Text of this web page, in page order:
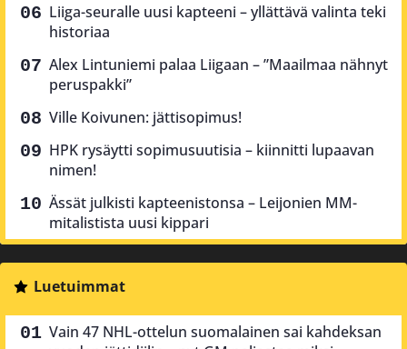
Liiga-seuralle uusi kapteeni – yllättävä valinta teki
historiaa
Alex Lintuniemi palaa Liigaan – ”Maailmaa nähnyt
peruspakki”
Ville Koivunen: jättisopimus!
HPK rysäytti sopimusuutisia – kiinnitti lupaavan
nimen!
Ässät julkisti kapteenistonsa – Leijonien MM-
mitalistista uusi kippari
Luetuimmat
Vain 47 NHL-ottelun suomalainen sai kahdeksan